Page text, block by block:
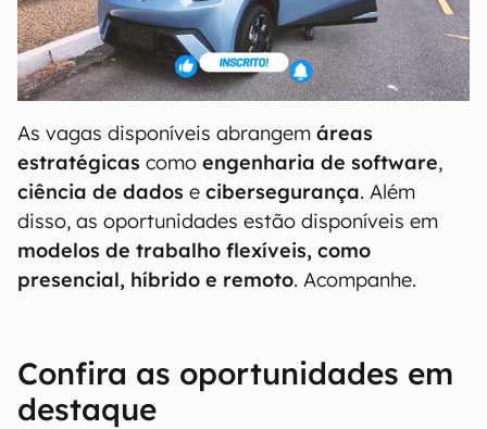
As vagas disponíveis abrangem áreas
estratégicas como engenharia de software,
ciência de dados e cibersegurança. Além
disso, as oportunidades estão disponíveis em
modelos de trabalho flexíveis, como
presencial, híbrido e remoto. Acompanhe.
Confira as oportunidades em
destaque